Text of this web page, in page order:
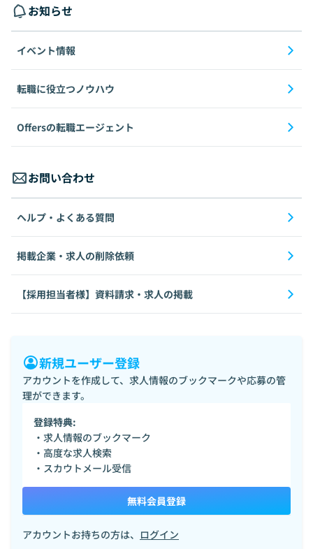
お知らせ
イベント情報
転職に役立つノウハウ
Offersの転職エージェント
お問い合わせ
ヘルプ・よくある質問
掲載企業・求人の削除依頼
【採用担当者様】資料請求・求人の掲載
新規ユーザー登録
アカウントを作成して、求人情報のブックマークや応募の管
理ができます。
登録特典:
・求人情報のブックマーク
・高度な求人検索
・スカウトメール受信
無料会員登録
アカウントお持ちの方は、 ログイン